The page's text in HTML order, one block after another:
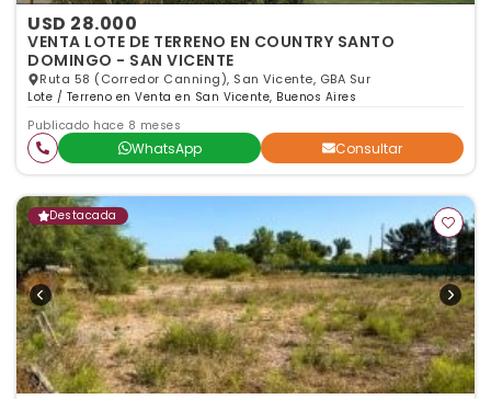
USD 28.000
VENTA LOTE DE TERRENO EN COUNTRY SANTO
DOMINGO - SAN VICENTE
Ruta 58 (Corredor Canning), San Vicente, GBA Sur
Lote / Terreno en Venta en San Vicente, Buenos Aires
Publicado hace 8 meses
WhatsApp Consultar
Destacada